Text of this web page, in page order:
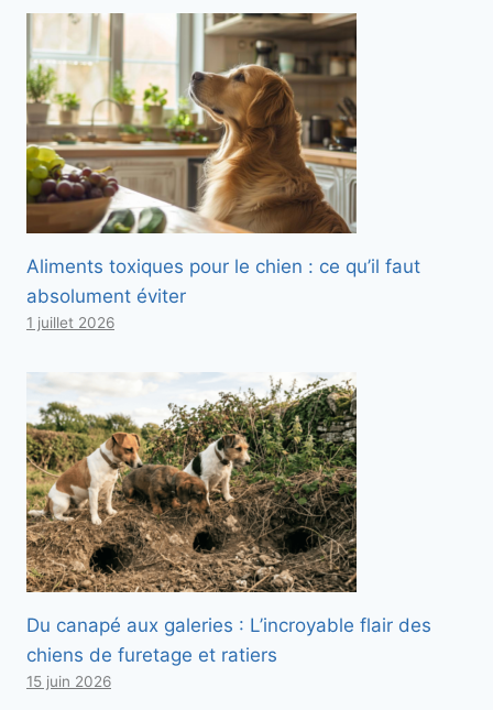
Aliments toxiques pour le chien : ce qu’il faut
absolument éviter
1 juillet 2026
Du canapé aux galeries : L’incroyable flair des
chiens de furetage et ratiers
15 juin 2026